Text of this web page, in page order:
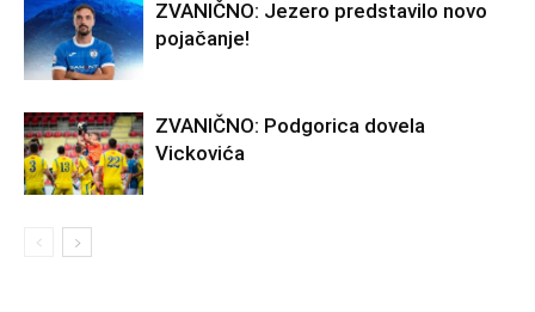
ZVANIČNO: Jezero predstavilo novo
pojačanje!
ZVANIČNO: Podgorica dovela
Vickovića